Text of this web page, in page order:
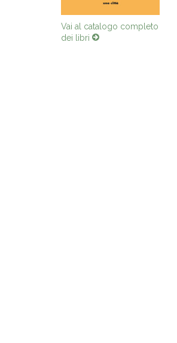
Vai al catalogo completo
dei libri